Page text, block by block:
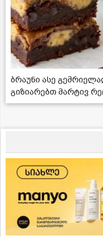
ბრაუნი ასე
გიზიარებთ მარტივ